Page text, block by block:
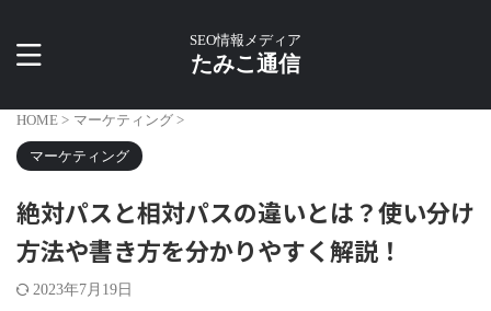
SEO情報メディア
たみこ通信
HOME > マーケティング >
マーケティング
絶対パスと相対パスの違いとは？使い分け
方法や書き方を分かりやすく解説！
2023年7月19日